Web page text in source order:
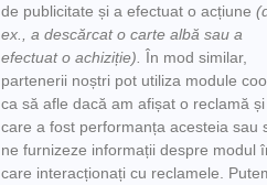
de publicitate și a efectuat o acțiune
ex., a descărcat o carte albă sau a
efectuat o achiziție).
În mod similar,
partenerii noștri pot utiliza module
ca să afle dacă am afișat o reclamă și
care a fost performanța acesteia sau
ne furnizeze informații despre modul
care interacționați cu reclamele.